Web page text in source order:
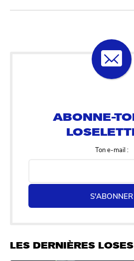
Ton e-mail :
S'ABONNER
LES DERNIÈRES LOSES